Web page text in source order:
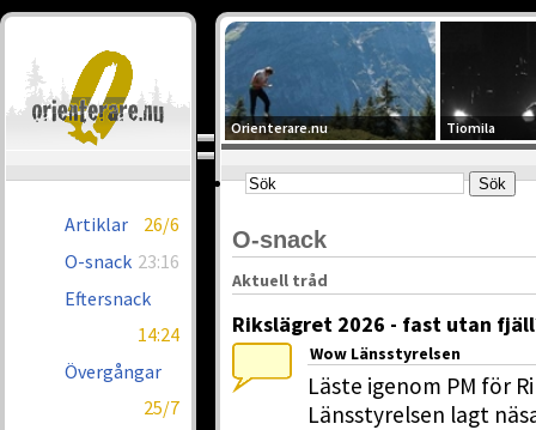
Artiklar
26/6
O-snack 23:16
Eftersnack
14:24
Övergångar
25/7
Orienterare.nu Tiomila
O-snack
Aktuell tråd
Rikslägret 2026 - fast utan
Wow Länsstyrelsen
Läste igenom PM för
Länsstyrelsen lagt